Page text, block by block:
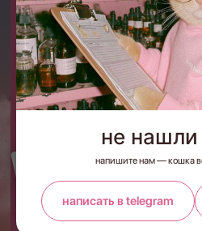
не
напишите нам — кошка
написать в telegram
и быть в курсе
творчества и
НАШ ТГ-